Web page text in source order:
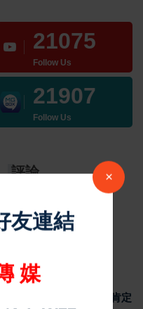
21075
Follow Us
21907
Follow Us
評論
5.1億元進駐七股科工區
60個就業機會
防空演習完成｜黃偉哲肯定